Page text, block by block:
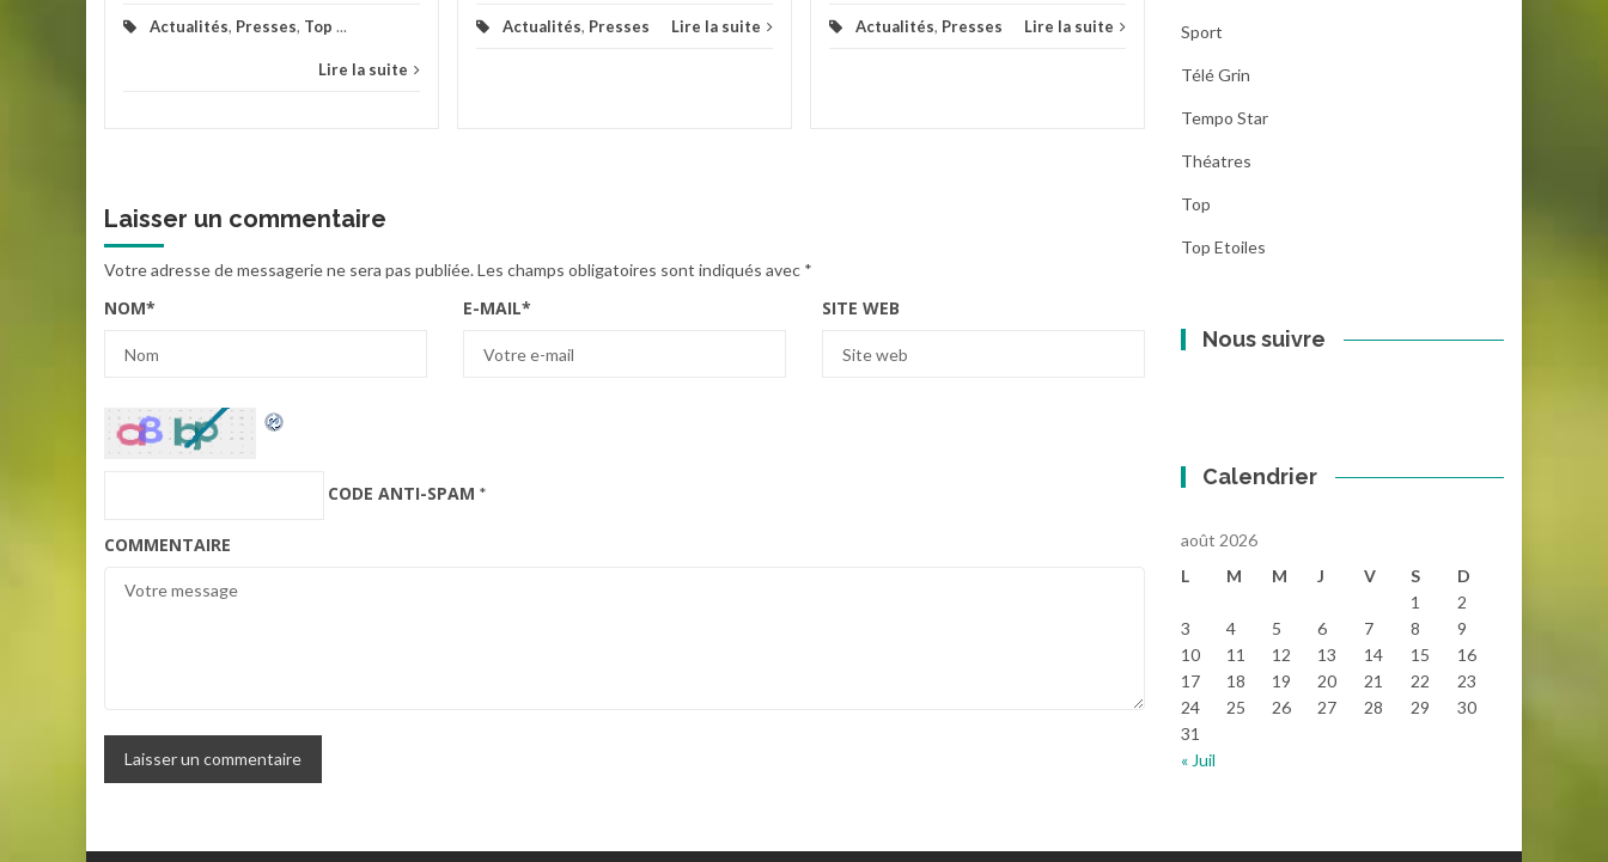
Actualités, Presses, Top ...
Lire la suite
Actualités, Presses Lire la suite Actualités, Presses Lire la suite
Laisser un commentaire
Votre adresse de messagerie ne sera pas publiée.Les champs obligatoires sont indiqués avec *
NOM* E-MAIL* SITE WEB
CODE ANTI-SPAM *
COMMENTAIRE
Sport
Télé Grin
Tempo Star
Théatres
Top
Top Etoiles
Nous suivre
Calendrier
août 2026
L
M M J V S D
« Juil
1
2
3
4 5 6 7 8
9
10
11 12 13 14 15
16
17
18 19 20 21 22
23
24
25 26 27 28 29
30
31